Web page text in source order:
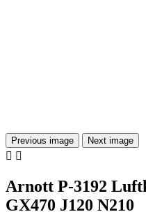
Previous image Next image
 
Arnott P-3192
GX470 J120 N210